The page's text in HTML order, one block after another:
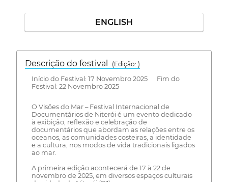
ENGLISH
Descrição do festival
(Edição: )
Início do Festival: 17 Novembro 2025 Fim do
Festival: 22 Novembro 2025
O Visões do Mar – Festival Internacional de
Documentários de Niterói é um evento dedicado
à exibição, reflexão e celebração de
documentários que abordam as relações entre os
oceanos, as comunidades costeiras, a identidade
e a cultura, nos modos de vida tradicionais ligados
ao mar.
A primeira edição acontecerá de 17 à 22 de
novembro de 2025, em diversos espaços culturais